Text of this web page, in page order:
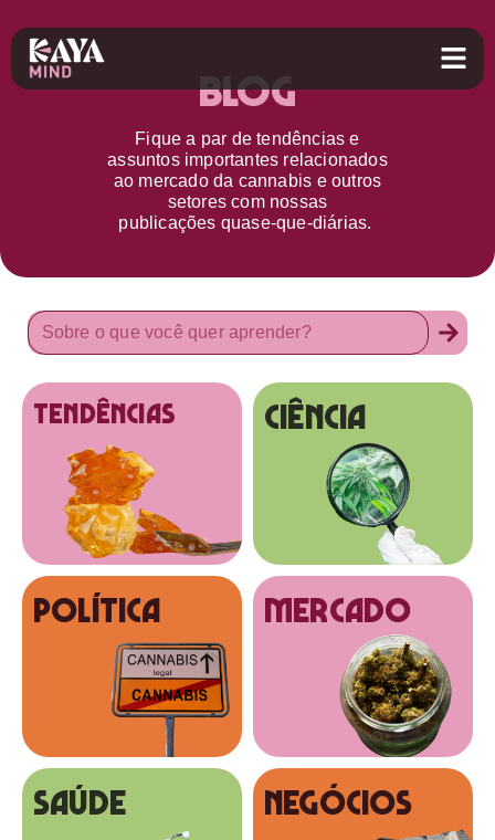
Blog
Fique a par detendências e
assuntos importantes relacionados
ao mercado da cannabis e outros
setorescom nossas
publicações quase-que-diárias.
tendências Ciência
Política MERCADO
SAÚDE NEGÓCIOS